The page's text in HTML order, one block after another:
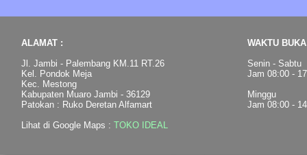
ALAMAT :
Jl. Jambi - Palembang KM.11 RT.26
Kel. Pondok Meja
Kec. Mestong
Kabupaten Muaro Jambi - 36129
Patokan : Ruko Deretan Alfamart
Lihat di Google Maps : TOKO IDEAL
WAKTU
Senin - Sabtu
Jam 08:00 -
Minggu
Jam 08:00 -